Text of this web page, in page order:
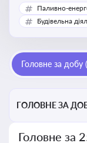
виробництв,
стандартами
Паливно-
Будівельна
Головне за добу
ГОЛОВНЕ ЗА
Головне за